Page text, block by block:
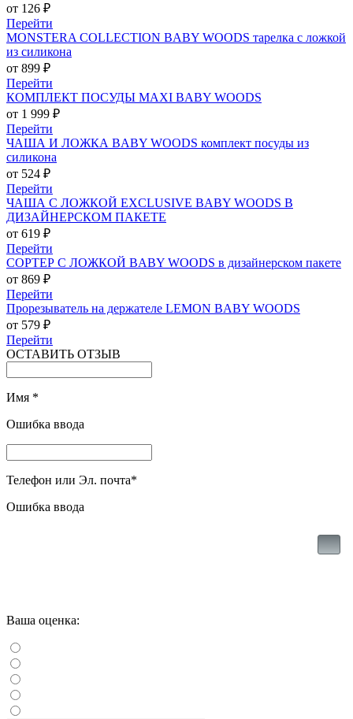
от 126 ₽
Перейти
MONSTERA COLLECTION BABY WOODS тарелка с ложкой
из силикона
от 899 ₽
Перейти
КОМПЛЕКТ ПОСУДЫ MAXI BABY WOODS
от 1 999 ₽
Перейти
ЧАША И ЛОЖКА BABY WOODS комплект посуды из
силикона
от 524 ₽
Перейти
ЧАША С ЛОЖКОЙ EXCLUSIVE BABY WOODS В
ДИЗАЙНЕРСКОМ ПАКЕТЕ
от 619 ₽
Перейти
СОРТЕР С ЛОЖКОЙ BABY WOODS в дизайнерском пакете
от 869 ₽
Перейти
Прорезыватель на держателе LEMON BABY WOODS
от 579 ₽
Перейти
ОСТАВИТЬ ОТЗЫВ
Имя *
Ошибка ввода
Телефон или Эл. почта*
Ошибка ввода
Ваша оценка: